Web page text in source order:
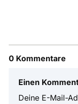
0 Kommentare
Einen
Deine E-Mail-